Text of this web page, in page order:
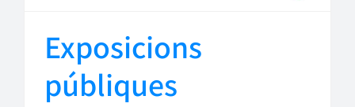
Exposicions
públiques